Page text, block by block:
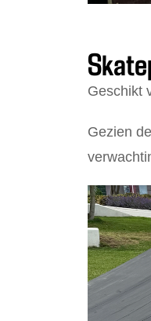
Geschikt
Gezien